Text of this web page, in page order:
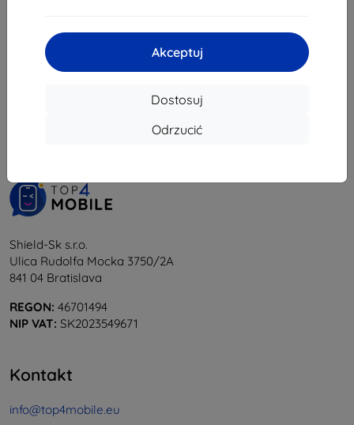
Akceptuj
Dostosuj
Odrzucić
Shield-Sk s.r.o.
Ulica Rudolfa Mocka 3750/2A
841 04 Bratislava
REGON: 46701494
NIP VAT: SK2023549671
Kontakt
info@top4mobile.eu